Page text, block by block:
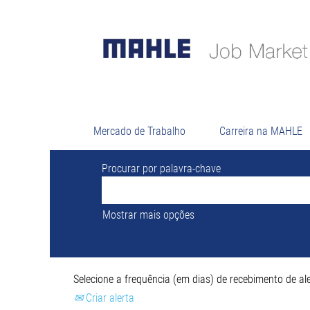
Mercado de Trabalho Carreira na MAHLE
Buscar
Procurar por palavra-chave
Mostrar mais opções
Selecione a frequência (em dias) de recebimento de
Criar alerta